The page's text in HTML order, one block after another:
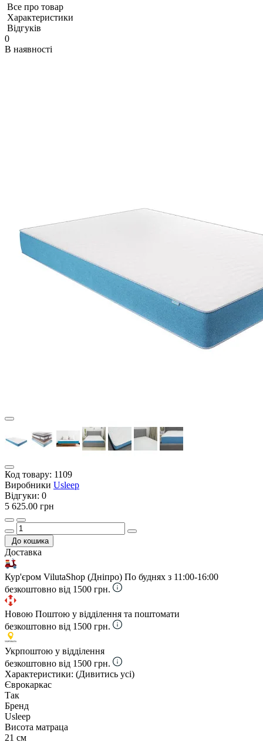
Все про товар
Характеристики
Відгуків
0
В наявності
Код товару: 1109
Виробники Usleep
Відгуки: 0
5 625.00 грн
До кошика
Доставка
Кур'єром VilutaShop (Дніпро) По буднях з 11:00-16:00
безкоштовно від 1500 грн.
Новою Поштою у відділення та поштомати
безкоштовно від 1500 грн.
Укрпоштою у відділення
безкоштовно від 1500 грн.
Характеристики: (Дивитись усі)
Єврокаркас
Так
Бренд
Usleep
Висота матраца
21 см